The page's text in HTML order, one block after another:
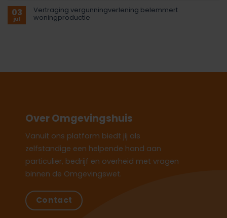
03
jul
Vertraging vergunningverlening belemmert
woningproductie
Over Omgevingshuis
Vanuit ons platform biedt jij als
zelfstandige een helpende hand aan
particulier, bedrijf en overheid met vragen
binnen de Omgevingswet.
Contact